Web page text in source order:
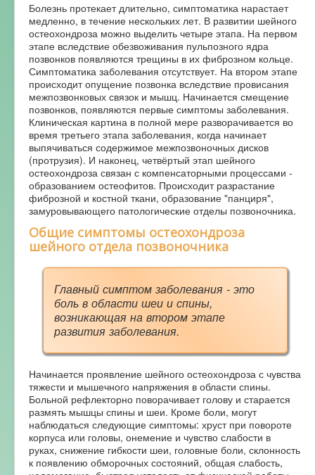
Болезнь протекает длительно, симптоматика нарастает
медленно, в течение нескольких лет. В развитии шейного
остеохондроза можно выделить четыре этапа. На первом
этапе вследствие обезвоживания пульпозного ядра
позвонков появляются трещины в их фиброзном кольце.
Симптоматика заболевания отсутствует. На втором этапе
происходит опущение позвонка вследствие провисания
межпозвонковых связок и мышц. Начинается смещение
позвонков, появляются первые симптомы заболевания.
Клиническая картина в полной мере разворачивается во
время третьего этапа заболевания, когда начинает
выпячиваться содержимое межпозвоночных дисков
(протрузия). И наконец, четвёртый этап шейного
остеохондроза связан с компенсаторными процессами -
образованием остеофитов. Происходит разрастание
фиброзной и костной ткани, образование "панциря",
замуровывающего патологические отделы позвоночника.
Общие симптомы остеохондроза
шейного отдела позвоночника
Главный симптом заболевания - это
боль в области шеи и спины,
возникающая на втором этапе
развития заболевания.
Начинается проявление шейного остеохондроза с чувства
тяжести и мышечного напряжения в области спины.
Больной рефлекторно поворачивает голову и старается
размять мышцы спины и шеи. Кроме боли, могут
наблюдаться следующие симптомы: хруст при повороте
корпуса или головы, онемение и чувство слабости в
руках, снижение гибкости шеи, головные боли, склонность
к появлению обморочных состояний, общая слабость,